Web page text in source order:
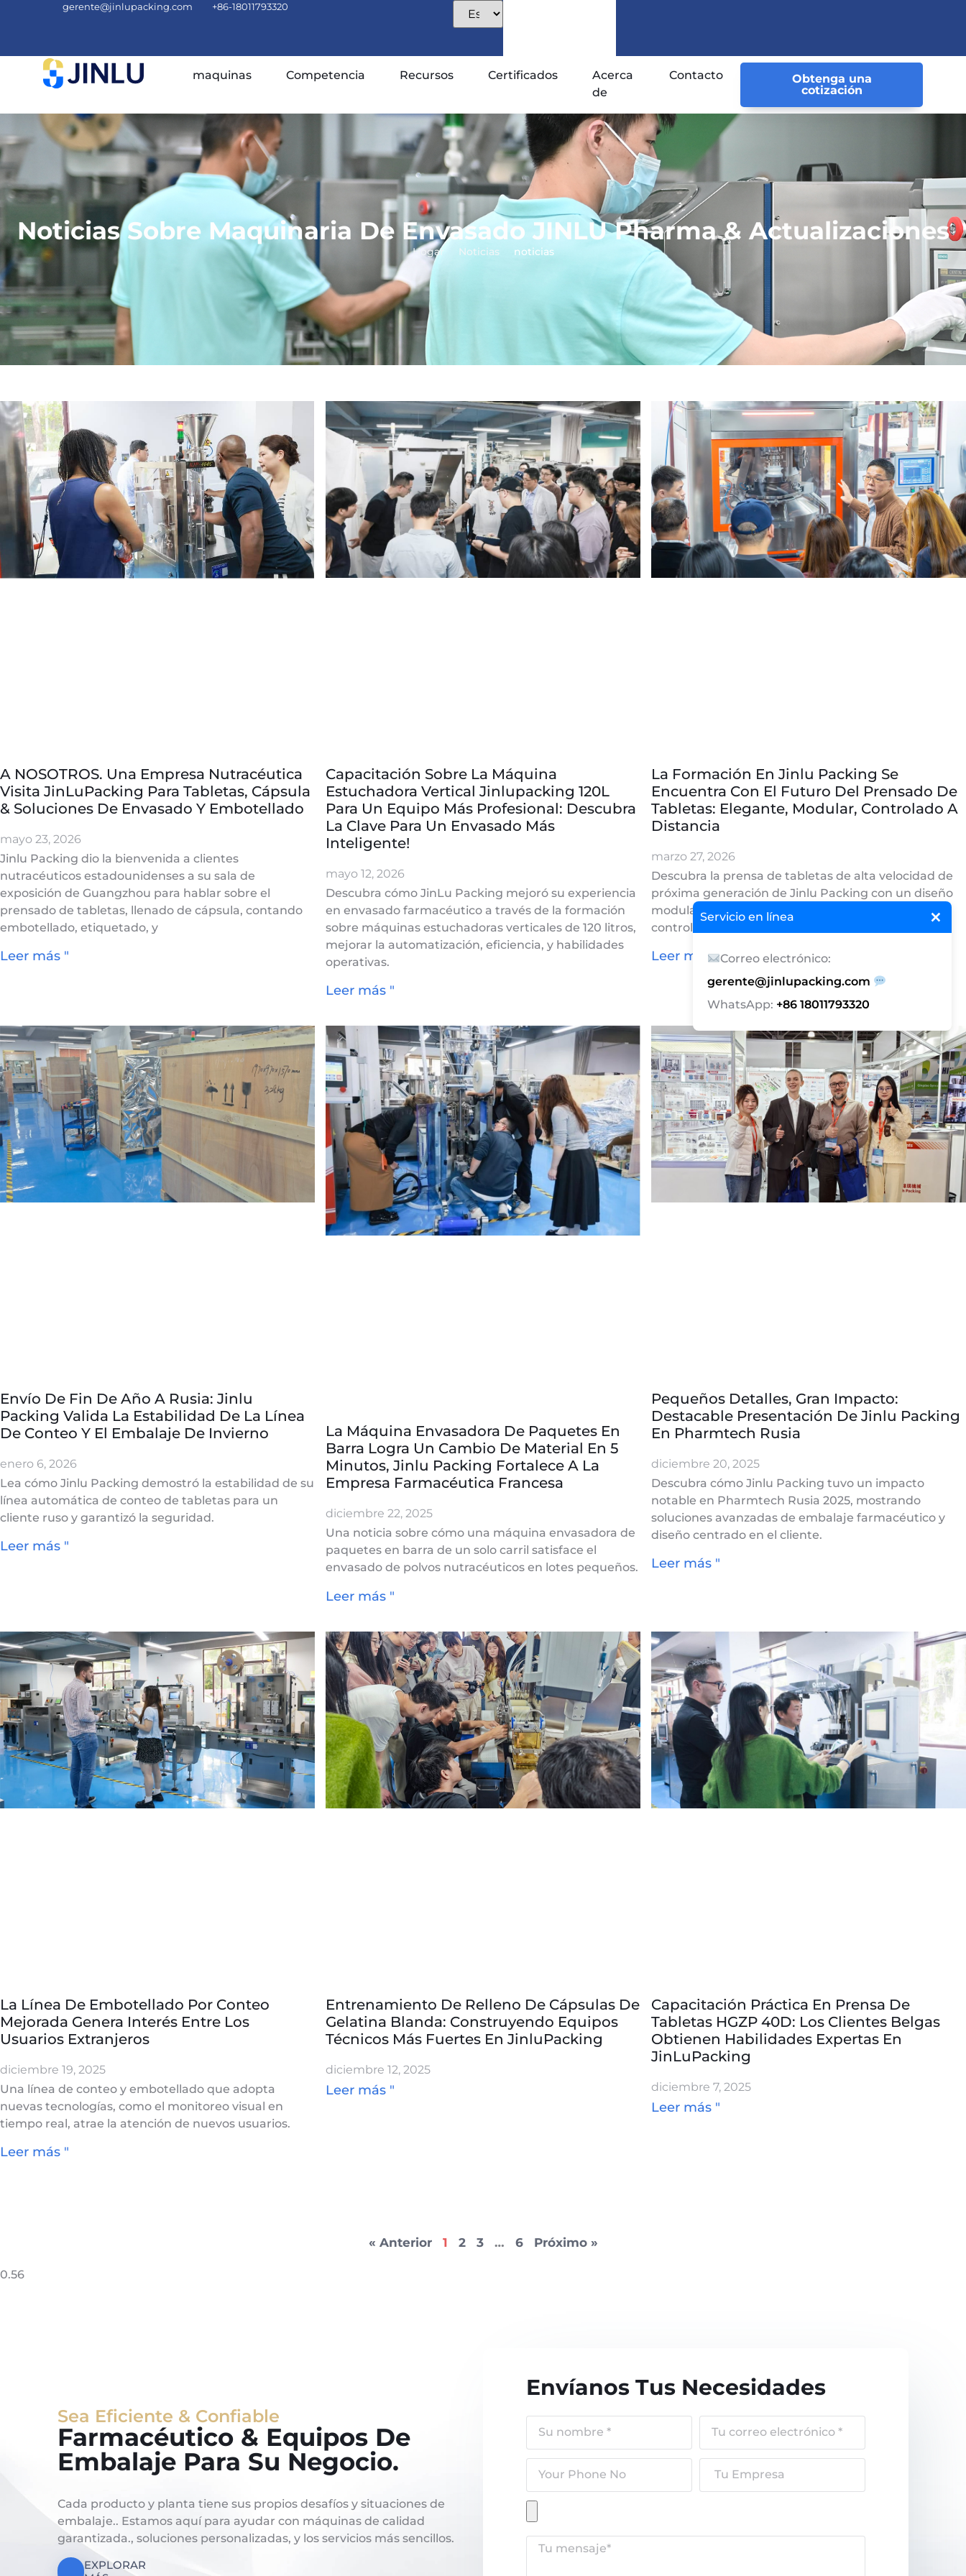
×
Servicio en línea
Correo electrónico:
gerente@jinlupacking.com
WhatsApp: +86 18011793320
gerente@jinlupacking.com +86-18011793320
maquinas Competencia Recursos Certificados
Acerca
de
Contacto
Obtenga una
cotización
Noticias Sobre Maquinaria De Envasado JINLU Pharma & Actualizaciones
Hogar Noticias noticias
A NOSOTROS. Una Empresa Nutracéutica
Visita JinLuPacking Para Tabletas, Cápsula
& Soluciones De Envasado Y Embotellado
mayo 23, 2026
Jinlu Packing dio la bienvenida a clientes
nutracéuticos estadounidenses a su sala de
exposición de Guangzhou para hablar sobre el
prensado de tabletas, llenado de cápsula, contando
embotellado, etiquetado, y
Leer más "
Capacitación Sobre La Máquina
Estuchadora Vertical Jinlupacking 120L
Para Un Equipo Más Profesional: Descubra
La Clave Para Un Envasado Más
Inteligente!
mayo 12, 2026
Descubra cómo JinLu Packing mejoró su experiencia
en envasado farmacéutico a través de la formación
sobre máquinas estuchadoras verticales de 120 litros,
mejorar la automatización, eficiencia, y habilidades
operativas.
Leer más "
La Formación En Jinlu Packing Se
Encuentra Con El Futuro Del Prensado De
Tabletas: Elegante, Modular, Controlado A
Distancia
marzo 27, 2026
Descubra la prensa de tabletas de alta velocidad de
próxima generación de Jinlu Packing con un diseño
modular inteligente, salidas duales, y tecnología de
control remoto exhibida durante la experta
Leer más "
Envío De Fin De Año A Rusia: Jinlu
Packing Valida La Estabilidad De La Línea
De Conteo Y El Embalaje De Invierno
enero 6, 2026
Lea cómo Jinlu Packing demostró la estabilidad de su
línea automática de conteo de tabletas para un
cliente ruso y garantizó la seguridad.
Leer más "
La Máquina Envasadora De Paquetes En
Barra Logra Un Cambio De Material En 5
Minutos, Jinlu Packing Fortalece A La
Empresa Farmacéutica Francesa
diciembre 22, 2025
Una noticia sobre cómo una máquina envasadora de
paquetes en barra de un solo carril satisface el
envasado de polvos nutracéuticos en lotes pequeños.
Leer más "
Pequeños Detalles, Gran Impacto:
Destacable Presentación De Jinlu Packing
En Pharmtech Rusia
diciembre 20, 2025
Descubra cómo Jinlu Packing tuvo un impacto
notable en Pharmtech Rusia 2025, mostrando
soluciones avanzadas de embalaje farmacéutico y
diseño centrado en el cliente.
Leer más "
La Línea De Embotellado Por Conteo
Mejorada Genera Interés Entre Los
Usuarios Extranjeros
diciembre 19, 2025
Una línea de conteo y embotellado que adopta
nuevas tecnologías, como el monitoreo visual en
tiempo real, atrae la atención de nuevos usuarios.
Leer más "
Entrenamiento De Relleno De Cápsulas De
Gelatina Blanda: Construyendo Equipos
Técnicos Más Fuertes En JinluPacking
diciembre 12, 2025
Leer más "
Capacitación Práctica En Prensa De
Tabletas HGZP ​​40D: Los Clientes Belgas
Obtienen Habilidades Expertas En
JinLuPacking
diciembre 7, 2025
Leer más "
« Anterior 1 2 3 … 6 Próximo »
Sea Eficiente & Confiable
Farmacéutico & Equipos De
Embalaje Para Su Negocio.
Cada producto y planta tiene sus propios desafíos y situaciones de
embalaje.. Estamos aquí para ayudar con máquinas de calidad
garantizada., soluciones personalizadas, y los servicios más sencillos.
EXPLORAR
Envíanos Tus Necesidades